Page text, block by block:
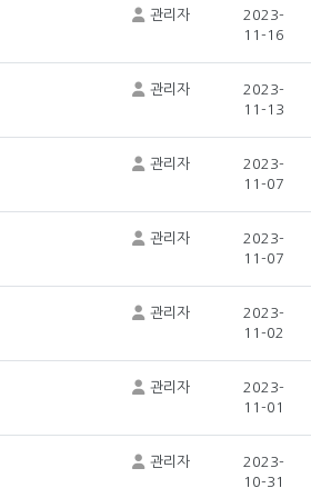
관리자
2023-
11-16
관리자
2023-
11-13
관리자
2023-
11-07
관리자
2023-
11-07
관리자
2023-
11-02
관리자
2023-
11-01
관리자
2023-
10-31